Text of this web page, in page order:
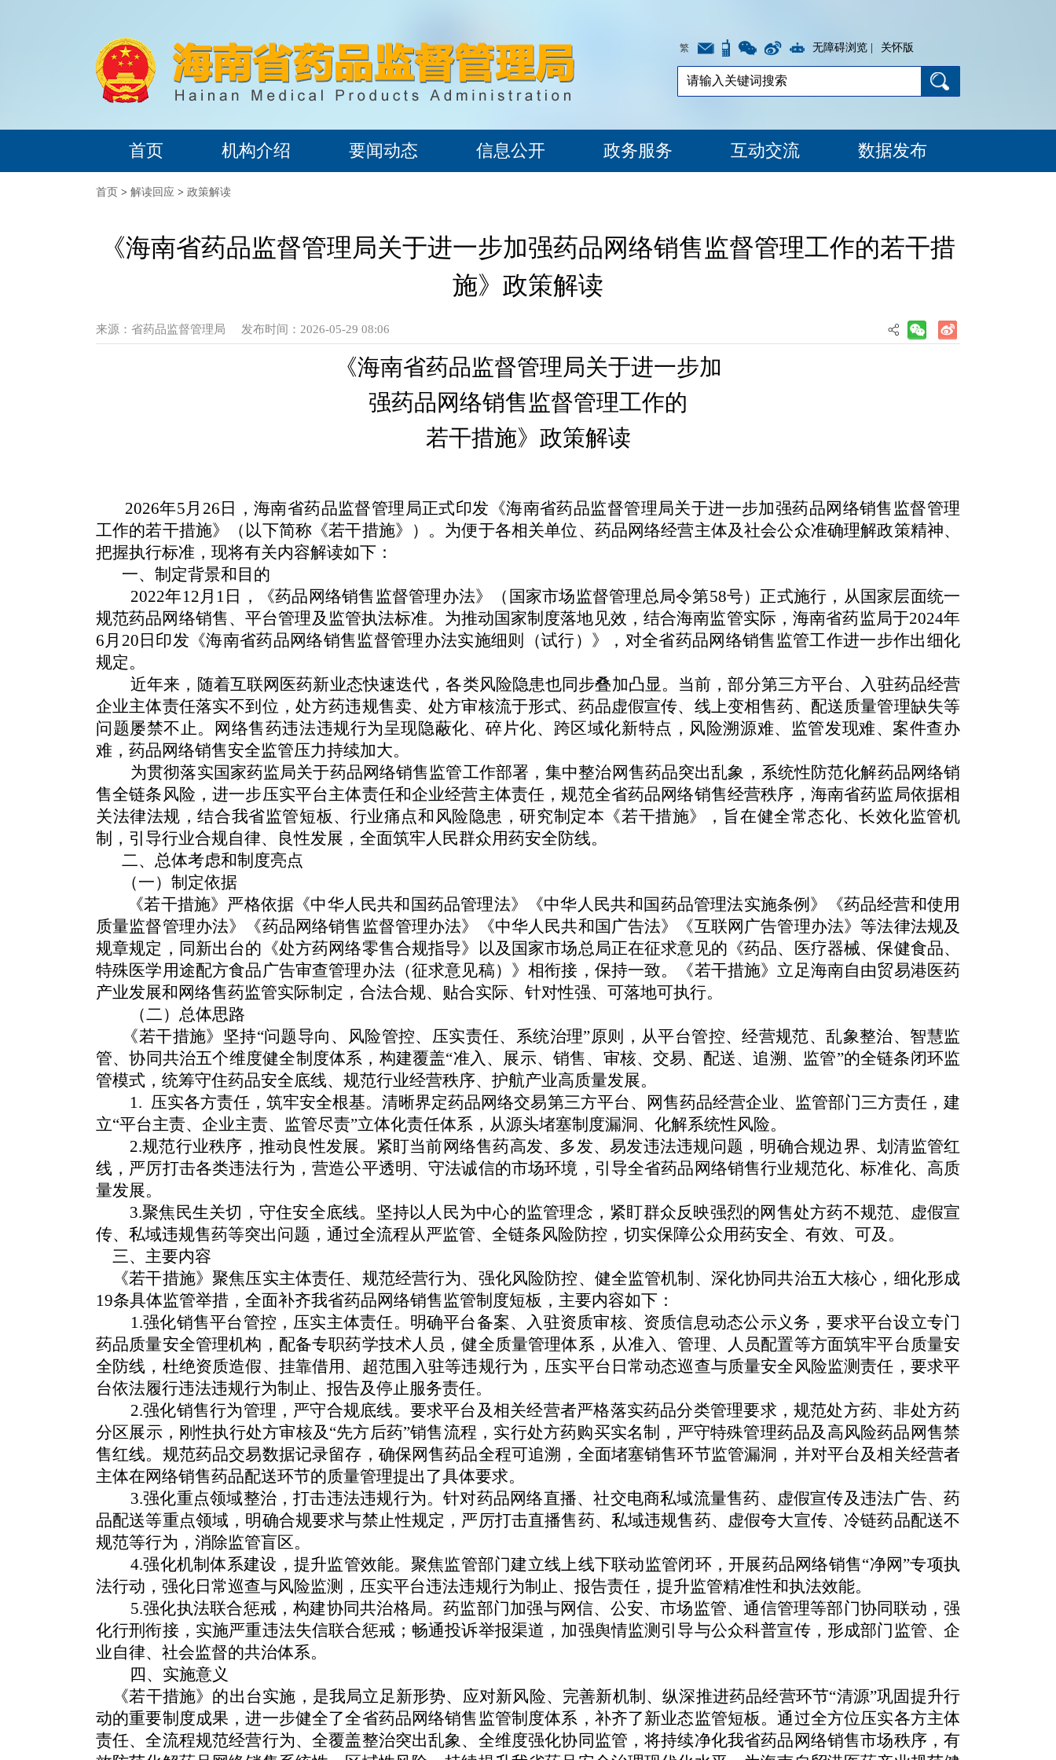
繁 无障碍浏览 | 关怀版
首页 机构介绍 要闻动态 信息公开 政务服务 互动交流 数据发布
首页 > 解读回应 > 政策解读
《海南省药品监督管理局关于进一步加强药品网络销售监督管理工作的若干措
施》政策解读
来源： 省药品监督管理局 发布时间：2026-05-29 08:06
《海南省药品监督管理局关于进一步加
强药品网络销售监督管理工作的
若干措施》政策解读
2026年5月26日，海南省药品监督管理局正式印发《海南省药品监督管理局关于进一步加强药品网络销售监督管理
工作的若干措施》（以下简称《若干措施》）。为便于各相关单位、药品网络经营主体及社会公众准确理解政策精神、
把握执行标准，现将有关内容解读如下：
一、制定背景和目的
2022年12月1日，《药品网络销售监督管理办法》（国家市场监督管理总局令第58号）正式施行，从国家层面统一
规范药品网络销售、平台管理及监管执法标准。为推动国家制度落地见效，结合海南监管实际，海南省药监局于2024年
6月20日印发《海南省药品网络销售监督管理办法实施细则（试行）》，对全省药品网络销售监管工作进一步作出细化
规定。
近年来，随着互联网医药新业态快速迭代，各类风险隐患也同步叠加凸显。当前，部分第三方平台、入驻药品经营
企业主体责任落实不到位，处方药违规售卖、处方审核流于形式、药品虚假宣传、线上变相售药、配送质量管理缺失等
问题屡禁不止。网络售药违法违规行为呈现隐蔽化、碎片化、跨区域化新特点，风险溯源难、监管发现难、案件查办
难，药品网络销售安全监管压力持续加大。
为贯彻落实国家药监局关于药品网络销售监管工作部署，集中整治网售药品突出乱象，系统性防范化解药品网络销
售全链条风险，进一步压实平台主体责任和企业经营主体责任，规范全省药品网络销售经营秩序，海南省药监局依据相
关法律法规，结合我省监管短板、行业痛点和风险隐患，研究制定本《若干措施》，旨在健全常态化、长效化监管机
制，引导行业合规自律、良性发展，全面筑牢人民群众用药安全防线。
二、总体考虑和制度亮点
（一）制定依据
《若干措施》严格依据《中华人民共和国药品管理法》《中华人民共和国药品管理法实施条例》《药品经营和使用
质量监督管理办法》《药品网络销售监督管理办法》《中华人民共和国广告法》《互联网广告管理办法》等法律法规及
规章规定，同新出台的《处方药网络零售合规指导》以及国家市场总局正在征求意见的《药品、医疗器械、保健食品、
特殊医学用途配方食品广告审查管理办法（征求意见稿）》相衔接，保持一致。《若干措施》立足海南自由贸易港医药
产业发展和网络售药监管实际制定，合法合规、贴合实际、针对性强、可落地可执行。
（二）总体思路
《若干措施》坚持“问题导向、风险管控、压实责任、系统治理”原则，从平台管控、经营规范、乱象整治、智慧监
管、协同共治五个维度健全制度体系，构建覆盖“准入、展示、销售、审核、交易、配送、追溯、监管”的全链条闭环监
管模式，统筹守住药品安全底线、规范行业经营秩序、护航产业高质量发展。
1. 压实各方责任，筑牢安全根基。清晰界定药品网络交易第三方平台、网售药品经营企业、监管部门三方责任，建
立“平台主责、企业主责、监管尽责”立体化责任体系，从源头堵塞制度漏洞、化解系统性风险。
2.规范行业秩序，推动良性发展。紧盯当前网络售药高发、多发、易发违法违规问题，明确合规边界、划清监管红
线，严厉打击各类违法行为，营造公平透明、守法诚信的市场环境，引导全省药品网络销售行业规范化、标准化、高质
量发展。
3.聚焦民生关切，守住安全底线。坚持以人民为中心的监管理念，紧盯群众反映强烈的网售处方药不规范、虚假宣
传、私域违规售药等突出问题，通过全流程从严监管、全链条风险防控，切实保障公众用药安全、有效、可及 。
三、主要内容
《若干措施》聚焦压实主体责任、规范经营行为、强化风险防控、健全监管机制、深化协同共治五大核心，细化形成
19条具体监管举措，全面补齐我省药品网络销售监管制度短板，主要内容如下：
1.强化销售平台管控，压实主体责任。明确平台备案、入驻资质审核、资质信息动态公示义务，要求平台设立专门
药品质量安全管理机构，配备专职药学技术人员，健全质量管理体系，从准入、管理、人员配置等方面筑牢平台质量安
全防线，杜绝资质造假、挂靠借用、超范围入驻等违规行为，压实平台日常动态巡查与质量安全风险监测责任，要求平
台依法履行违法违规行为制止、报告及停止服务责任。
2.强化销售行为管理，严守合规底线。要求平台及相关经营者严格落实药品分类管理要求，规范处方药、非处方药
分区展示，刚性执行处方审核及“先方后药”销售流程，实行处方药购买实名制，严守特殊管理药品及高风险药品网售禁
售红线。规范药品交易数据记录留存，确保网售药品全程可追溯，全面堵塞销售环节监管漏洞，并对平台及相关经营者
主体在网络销售药品配送环节的质量管理提出了具体要求。
3.强化重点领域整治，打击违法违规行为。针对药品网络直播、社交电商私域流量售药、虚假宣传及违法广告、药
品配送等重点领域，明确合规要求与禁止性规定，严厉打击直播售药、私域违规售药、虚假夸大宣传、冷链药品配送不
规范等行为，消除监管盲区。
4.强化机制体系建设，提升监管效能。聚焦监管部门建立线上线下联动监管闭环，开展药品网络销售“净网”专项执
法行动，强化日常巡查与风险监测，压实平台违法违规行为制止、报告责任，提升监管精准性和执法效能。
5.强化执法联合惩戒，构建协同共治格局。药监部门加强与网信、公安、市场监管、通信管理等部门协同联动，强
化行刑衔接，实施严重违法失信联合惩戒；畅通投诉举报渠道，加强舆情监测引导与公众科普宣传，形成部门监管、企
业自律、社会监督的共治体系。
四、实施意义
《若干措施》的出台实施，是我局立足新形势、应对新风险、完善新机制、纵深推进药品经营环节“清源”巩固提升行
动的重要制度成果，进一步健全了全省药品网络销售监管制度体系，补齐了新业态监管短板。通过全方位压实各方主体
责任、全流程规范经营行为、全覆盖整治突出乱象、全维度强化协同监管，将持续净化我省药品网络销售市场秩序，有